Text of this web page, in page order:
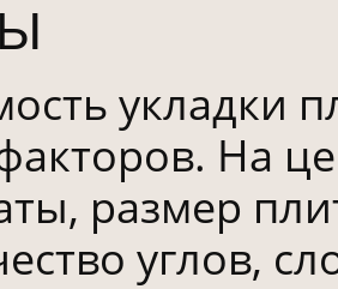
укладки
На
размер
углов,